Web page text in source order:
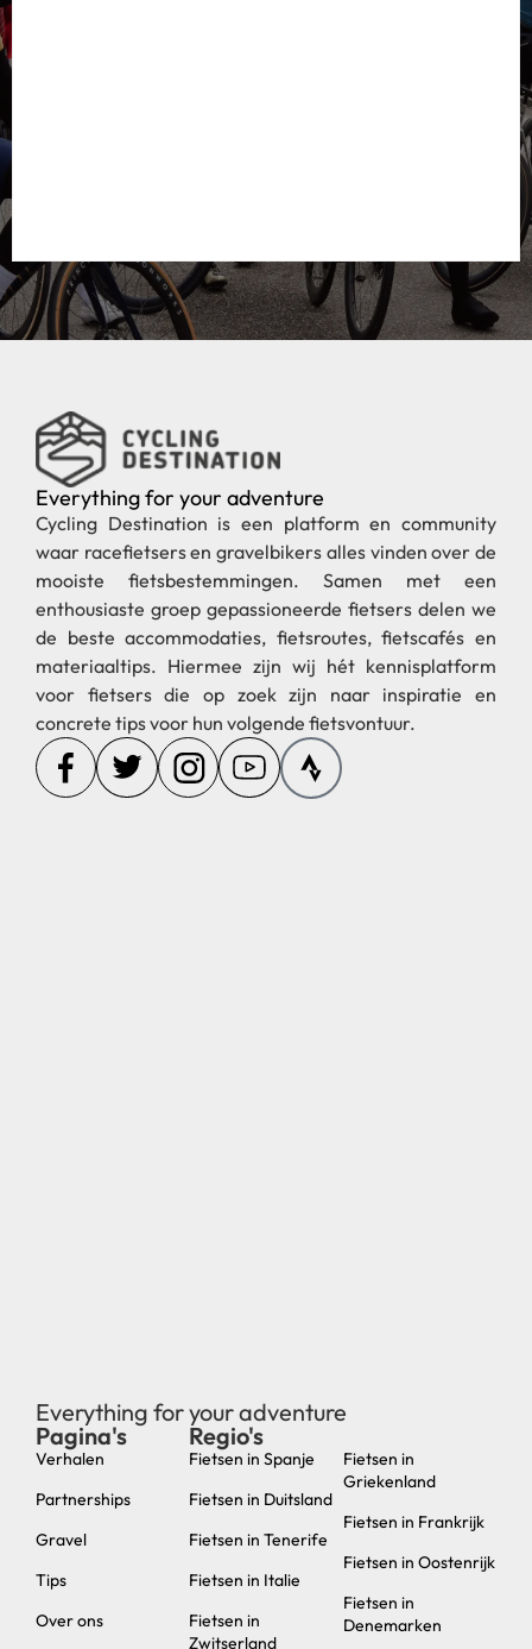
Everything for your adventure
Cycling Destination is een platform en community
waar racefietsers en gravelbikers alles vinden over de
mooiste fietsbestemmingen. Samen met een
enthousiaste groep gepassioneerde fietsers delen we
de beste accommodaties, fietsroutes, fietscafés en
materiaaltips. Hiermee zijn wij hét kennisplatform
voor fietsers die op zoek zijn naar inspiratie en
concrete tips voor hun volgende fietsvontuur.
Everything for your adventure
Pagina's
Verhalen
Partnerships
Gravel
Tips
Over ons
Regio's
Fietsen in Spanje
Fietsen in Duitsland
Fietsen in Tenerife
Fietsen in Italie
Fietsen in
Zwitserland
Fietsen in
Griekenland
Fietsen in Frankrijk
Fietsen in Oostenrijk
Fietsen in
Denemarken